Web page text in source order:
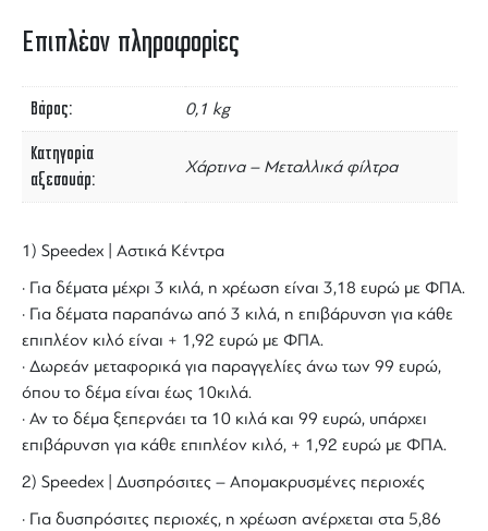
Επιπλέον πληροφορίες
Βάρος 0,1 kg
Κατηγορία
αξεσουάρ
Χάρτινα – Μεταλλικά φίλτρα
1) Speedex | Αστικά Κέντρα
· Για δέματα μέχρι 3 κιλά, η χρέωση είναι 3,18 ευρώ με ΦΠΑ.
· Για δέματα παραπάνω από 3 κιλά, η επιβάρυνση για κάθε
επιπλέον κιλό είναι + 1,92 ευρώ με ΦΠΑ.
· Δωρεάν μεταφορικά για παραγγελίες άνω των 99 ευρώ,
όπου το δέμα είναι έως 10κιλά.
· Αν το δέμα ξεπερνάει τα 10 κιλά και 99 ευρώ, υπάρχει
επιβάρυνση για κάθε επιπλέον κιλό, + 1,92 ευρώ με ΦΠΑ.
2) Speedex | Δυσπρόσιτες – Απομακρυσμένες περιοχές
· Για δυσπρόσιτες περιοχές, η χρέωση ανέρχεται στα 5,86